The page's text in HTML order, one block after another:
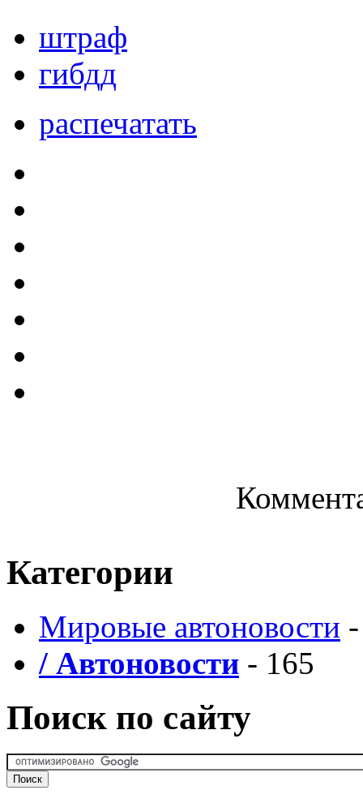
штраф
гибдд
распечатать
Категории
Мировые автоновости
/ Автоновости - 165
Поиск по сайту